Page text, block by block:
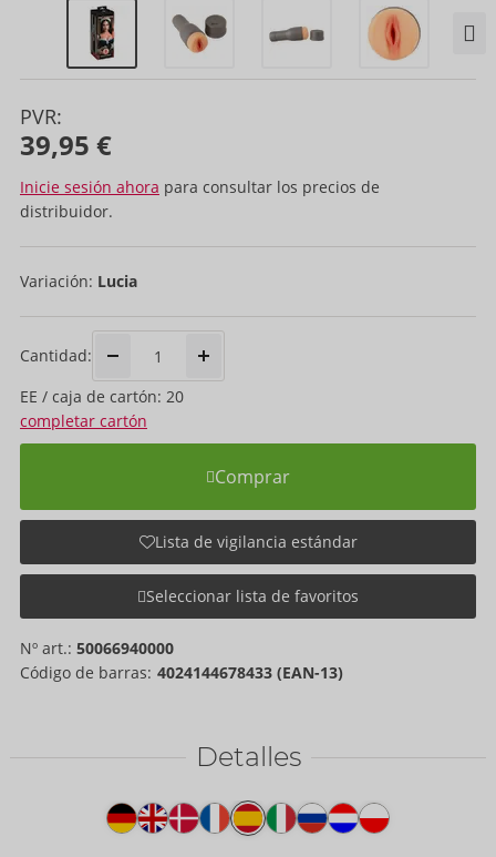
PVR:
39,95 €
Inicie sesión ahora para consultar los precios de
distribuidor.
Variación: Lucia
Cantidad:
EE / caja de cartón: 20
completar cartón
Comprar
Lista de vigilancia estándar
Seleccionar lista de favoritos
Nº art.: 50066940000
Código de barras: 4024144678433 (EAN-13)
Detalles